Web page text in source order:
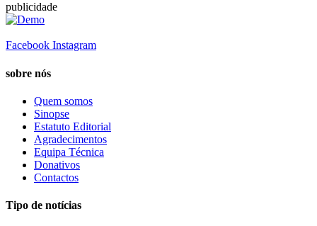
publicidade
Facebook Instagram
sobre nós
Quem somos
Sinopse
Estatuto Editorial
Agradecimentos
Equipa Técnica
Donativos
Contactos
Tipo de notícias